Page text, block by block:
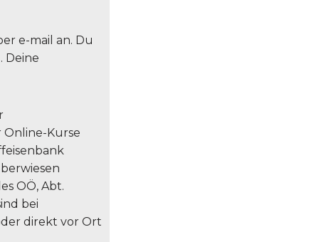
e-mail an. Du
Deine
Kurse
OÖ, Abt.
bei
direkt vor Ort